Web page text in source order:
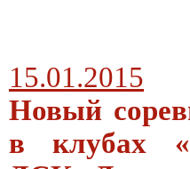
15.01.2015
Новый
в клубах